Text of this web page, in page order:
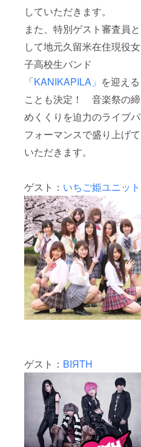
していただきます。
また、特別ゲスト審査員と
して地元久留米在住現役女
子高校生バンド
「KANIKAPILA」 を迎える
ことも決定！ 音楽祭の締
めくくりを迫力のライブパ
フォーマンスで盛り上げて
いただきます。
ゲスト： いちご姫ユニット
ゲスト： BIЯTH